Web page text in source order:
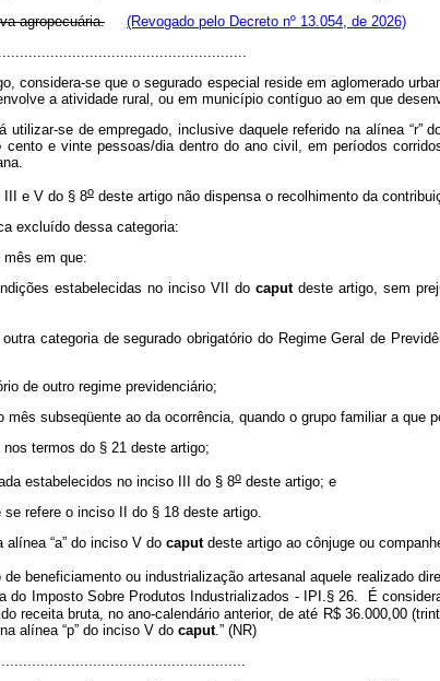
agropecuária.
(Revogado pelo Decreto nº 13.054, de 2026)
considera-se que o segurado especial reside em aglomerado
a atividade rural, ou em município contíguo ao em que
utilizar-se de empregado, inclusive daquele referido na alínea “r”
e vinte pessoas/dia dentro do ano civil, em períodos
e V do § 8o deste artigo não dispensa o recolhimento da
excluído dessa categoria:
mês em que:
estabelecidas no inciso VII do caputdeste artigo, sem
outra categoria de segurado obrigatório do Regime Geral de
de outro regime previdenciário;
mês subseqüente ao da ocorrência, quando o grupo familiar a que
termos do § 21 deste artigo;
estabelecidos no inciso III do § 8o deste artigo; e
refere o inciso II do § 18 deste artigo.
“a” do inciso V do caputdeste artigo ao cônjuge ou
beneficiamento ou industrialização artesanal aquele realizado
do Imposto Sobre Produtos Industrializados - IPI.§ 26. É
receita bruta, no ano-calendário anterior, de até R$ 36.000,00
alínea “p” do inciso V do caput.” (NR)